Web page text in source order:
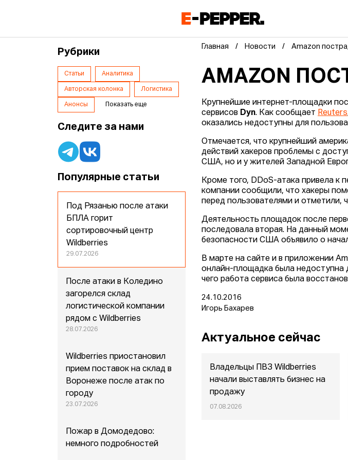
Главная Новости Amazon
AMAZON
Крупнейшие интернет-площадки
сервисов Dyn. Как сообщает Reuters
оказались недоступны для
Отмечается, что крупнейший
действий хакеров проблемы с
США, но и у жителей Западной
Кроме того, DDoS-атака привела к
компании сообщили, что хакеры
перед пользователями и отметили,
Деятельность площадок после
последовала вторая. На данный
безопасности США объявило о
В марте на сайте и в приложении
онлайн-площадка была недоступна
чего работа сервиса была
24.10.2016
Игорь Бахарев
Актуальное сейчас
Владельцы ПВЗ Wildberries
начали выставлять бизнес на
продажу
07.08.2026
Рубрики
Статьи Аналитика
Авторская колонка Логистика
Анонсы Показать еще
Следите за нами
Популярные статьи
Под Рязанью после атаки
БПЛА горит
сортировочный центр
Wildberries
29.07.2026
После атаки в Коледино
загорелся склад
логистической компании
рядом с Wildberries
28.07.2026
Wildberries приостановил
прием поставок на склад в
Воронеже после атак по
городу
23.07.2026
Пожар в Домодедово:
немного подробностей